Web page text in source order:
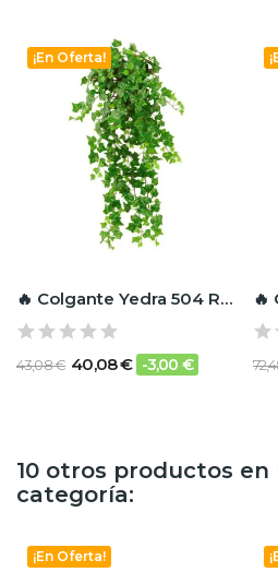
¡En Oferta!
🔥 Colgante Yedra 504 RF Ignífugo
43,08 € 40,08 € -3,00 €
10 otros productos en
categoría:
¡En Oferta!